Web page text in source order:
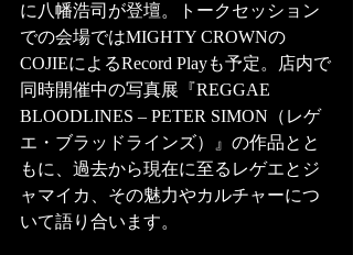
に八幡浩司が登壇。トークセッション
での会場ではMIGHTY CROWNの
COJIEによるRecord Playも予定。店内で
同時開催中の写真展『REGGAE
BLOODLINES – PETER SIMON（レゲ
エ・ブラッドラインズ）』の作品とと
もに、過去から現在に至るレゲエとジ
ャマイカ、その魅力やカルチャーにつ
いて語り合います。